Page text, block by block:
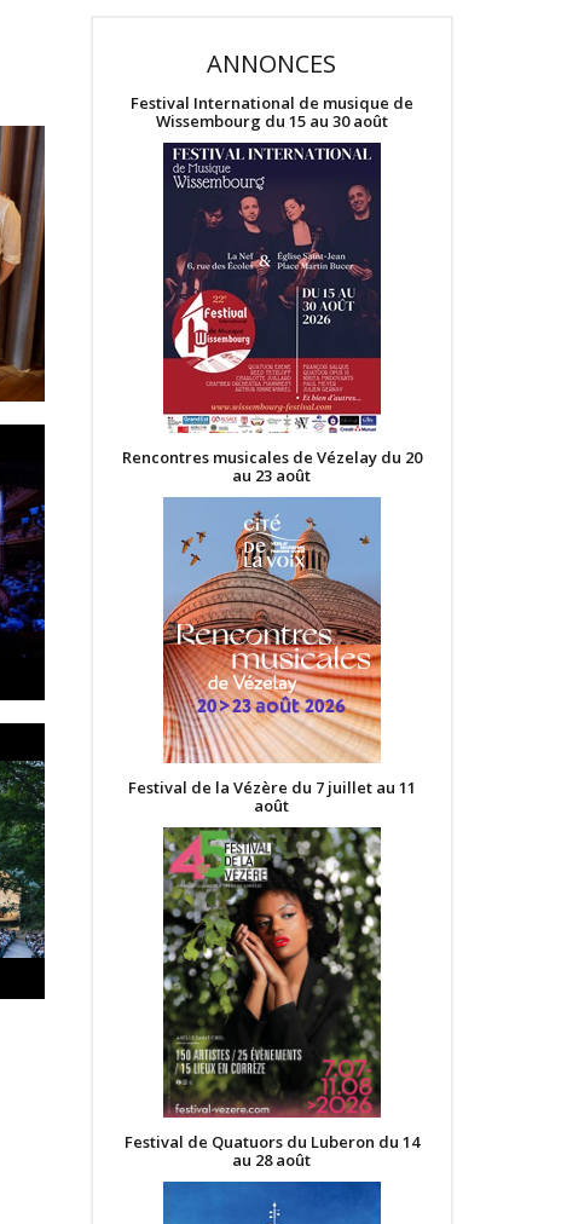
ANNONCES
Festival International de musique de
Wissembourg du 15 au 30 août
Rencontres musicales de Vézelay du 20
au 23 août
Festival de la Vézère du 7 juillet au 11
août
Festival de Quatuors du Luberon du 14
au 28 août